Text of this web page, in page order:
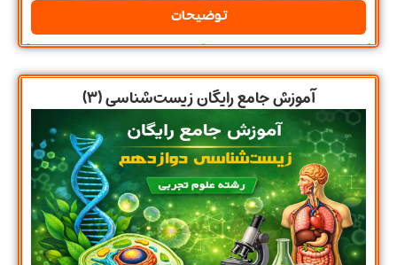
توضیحات
آموزش جامع رایگان زیست‌شناسی (۳)